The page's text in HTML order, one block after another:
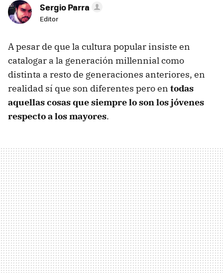
Sergio Parra
Editor
A pesar de que la cultura popular insiste en
catalogar a la generación millennial como
distinta a resto de generaciones anteriores, en
realidad sí que son diferentes pero en todas
aquellas cosas que siempre lo son los jóvenes
respecto a los mayores.